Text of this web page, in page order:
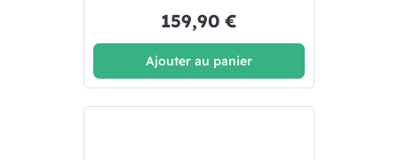
159,90 €
Ajouter au panier